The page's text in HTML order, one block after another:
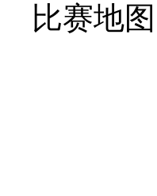
比赛地